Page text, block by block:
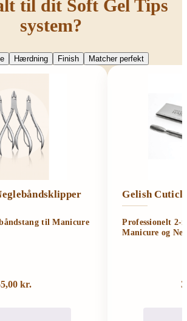
til dit Soft Gel Tips
system?
Hærdning Finish Matcher perfekt
til Manicure
kr.
Gelish
Professionelt
Manicure og